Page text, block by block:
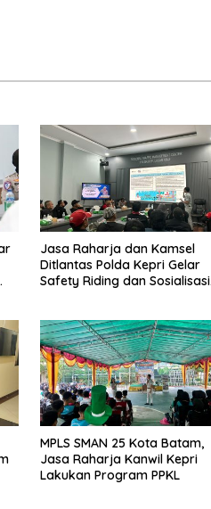
Jasa Raharja dan Kamsel
Ditlantas Polda Kepri Gelar
Safety Riding dan Sosialisasi
MPLS SMAN 25 Kota Batam,
Jasa Raharja Kanwil Kepri
Lakukan Program PPKL